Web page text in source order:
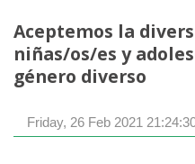
Aceptemos la
niñas/os/es y
género diverso
Friday, 26 Feb 2021